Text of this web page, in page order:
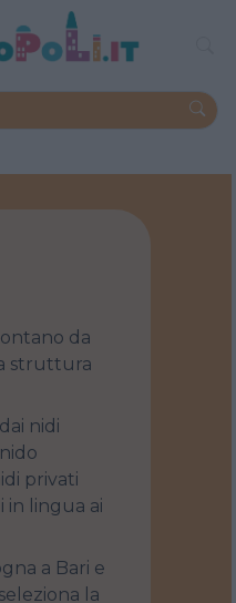
da
struttura
nidi
privati
in lingua ai
a Bari e
la